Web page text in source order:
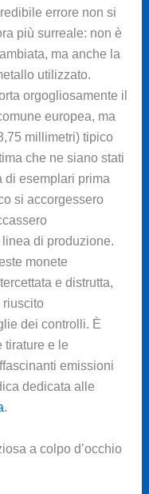
errore non si
più surreale: non è
ma anche la
utilizzato.
orgogliosamente il
europea, ma
millimetri) tipico
che ne siano stati
di esemplari prima
si accorgessero
di produzione.
monete
e distrutta,
riuscito
dei controlli. È
tirature e le
emissioni
dedicata alle
.
a colpo d’occhio